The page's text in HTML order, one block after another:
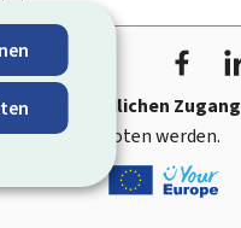
Zugang
angeboten werden.